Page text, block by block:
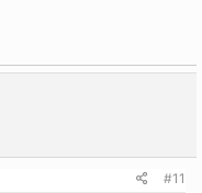
#11